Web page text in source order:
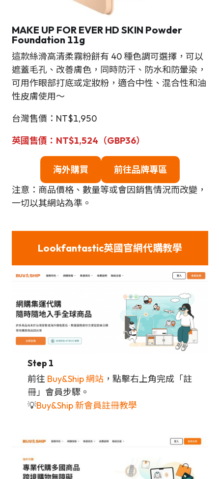
MAKE UP FOR EVER HD SKIN Powder
Foundation 11g
這款絲滑高清柔霧粉餅有 40 種色調可選擇，可以
遮蓋毛孔、改善膚色，同時防汗、防水和防暈染，
可用作眼部打底或定妝粉，適合中性、混合性和油
性皮膚使用～
台灣售價：NT$1,950
英國售價：NT$1,524（GBP36）
海外購買
前往品牌專區
注意：商品價格、數量等或會因銷售情況而改變，
一切以其網站為準。
Lookfantastic英國官網代購教學
Step 1
前往 Buy&Ship 網站 ，點擊右上角完成「註
冊」會員步驟。
💡Buy&Ship 新會員註冊教學